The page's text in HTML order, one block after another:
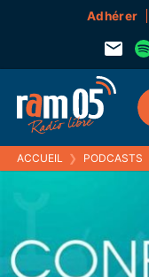
Adhérer
ACCUEIL ❯ PODCASTS